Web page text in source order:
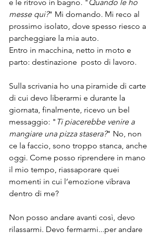
e le ritrovo in bagno. " Quando le ho
messe qui?" Mi domando. Mi reco al
prossimo isolato, dove spesso riesco a
parcheggiare la mia auto.
Entro in macchina, netto in moto e
parto: destinazione  posto di lavoro.
Sulla scrivania ho una piramide di carte
di cui devo liberarmi e durante la
giornata, finalmente, ricevo un bel
messaggio: " Ti piacerebbe venire a
mangiare una pizza stasera?" No, non
ce la faccio, sono troppo stanca, anche
oggi. Come posso riprendere in mano
il mio tempo, riassaporare quei
momenti in cui l’emozione vibrava
dentro di me?
Non posso andare avanti così, devo
rilassarmi. Devo fermarmi...per andare